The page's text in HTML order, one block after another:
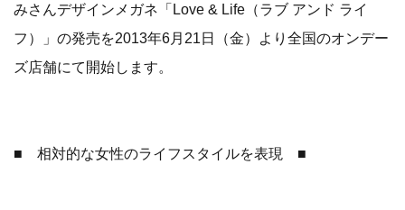
みさんデザインメガネ「Love & Life（ラブ アンド ライ
フ）」の発売を2013年6月21日（金）より全国のオンデー
ズ店舗にて開始します。
■ 相対的な女性のライフスタイルを表現 ■